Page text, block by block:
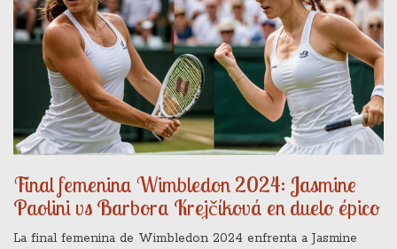
Final femenina Wimbledon 2024: Jasmine
Paolini vs Barbora Krejčíková en duelo épico
La final femenina de Wimbledon 2024 enfrenta a Jasmine